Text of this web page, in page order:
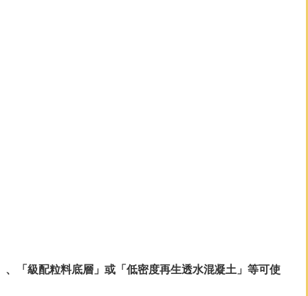
、「級配粒料底層」或「低密度再生透水混凝土」等可使